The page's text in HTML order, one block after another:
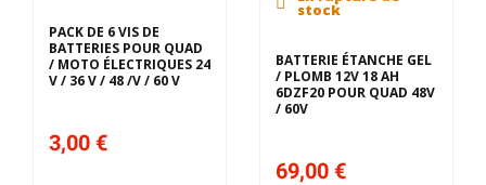
PACK DE 6 VIS DE
BATTERIES POUR QUAD
/ MOTO ÉLECTRIQUES 24
V / 36 V / 48 /V / 60 V
3,00 €
stock
BATTERIE ÉTANCHE GEL
/ PLOMB 12V 18 AH
6DZF20 POUR QUAD 48V
/ 60V
69,00 €